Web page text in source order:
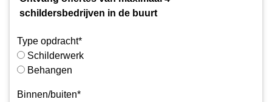
schildersbedrijven in de buurt
Type opdracht*
Schilderwerk
Behangen
Binnen/buiten*